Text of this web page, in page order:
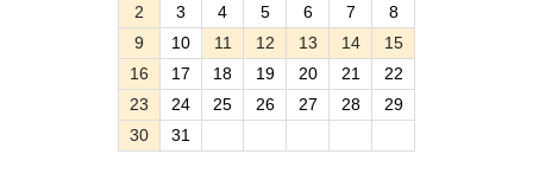
2
3 4 5 6 7
8
9
10 11 12 13 14
15
16
17 18 19 20 21
22
23
24 25 26 27 28
29
30
31